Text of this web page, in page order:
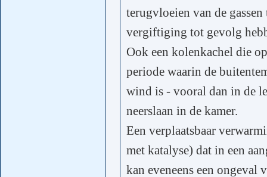
terugvloeien van de
vergiftiging tot gevolg
Ook een kolenkachel die
periode waarin de
wind is - vooral dan in de
neerslaan in de kamer.
Een verplaatsbaar
met katalyse) dat in een
kan eveneens een ongeval